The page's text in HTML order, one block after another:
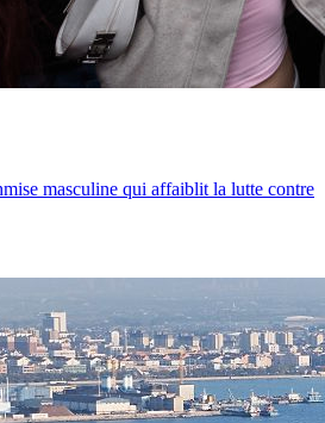
masculine qui affaiblit la lutte contre